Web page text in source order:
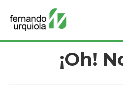
¡Oh!